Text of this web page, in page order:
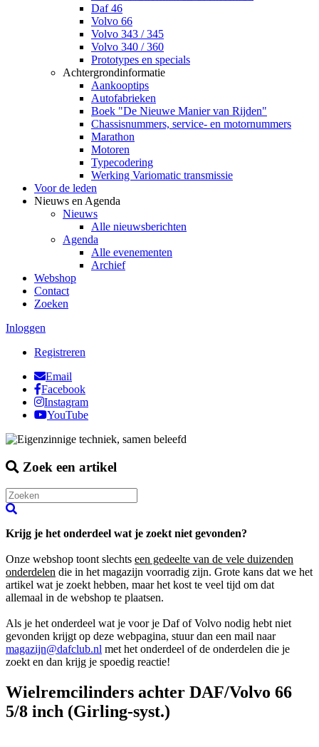
Daf 46
Volvo 66
Volvo 343 / 345
Volvo 340 / 360
Prototypes en specials
Achtergrondinformatie
Aankooptips
Autofabrieken
Boek "De Nieuwe Manier van Rijden"
Chassisnummers, service- en motornummers
Marathon
Motoren
Typecodering
Werking Variomatic transmissie
Voor de leden
Nieuws en Agenda
Nieuws
Alle nieuwsberichten
Agenda
Alle evenementen
Archief
Webshop
Contact
Zoeken
Inloggen
Registreren
Email
Facebook
Instagram
YouTube
Zoek een artikel
Krijg je het onderdeel wat je zoekt niet gevonden?
Onze webshop toont slechts een gedeelte van de vele duizenden
onderdelen die in het magazijn voorradig zijn. Grote kans dat we het
artikel wat je zoekt hebben, maar het kost te veel tijd om dat
allemaal in de webshop te plaatsen.
Als je het onderdeel wat je voor je Daf of Volvo nodig hebt niet
gevonden krijgt op deze webpagina, stuur dan een mail naar
magazijn@dafclub.nl met het onderdeel of de onderdelen die je
zoekt en dan krijg je spoedig reactie!
Wielremcilinders achter DAF/Volvo 66
5/8 inch (Girling-syst.)